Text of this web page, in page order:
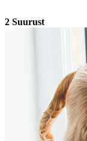
2 Suurust